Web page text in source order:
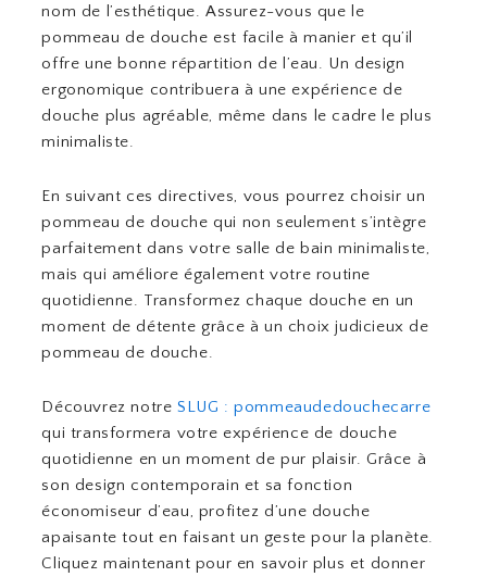
nom de l’esthétique. Assurez-vous que le
pommeau de douche est facile à manier et qu’il
offre une bonne répartition de l’eau. Un design
ergonomique contribuera à une expérience de
douche plus agréable, même dans le cadre le plus
minimaliste.
En suivant ces directives, vous pourrez choisir un
pommeau de douche qui non seulement s’intègre
parfaitement dans votre salle de bain minimaliste,
mais qui améliore également votre routine
quotidienne. Transformez chaque douche en un
moment de détente grâce à un choix judicieux de
pommeau de douche.
Découvrez notreSLUG : pommeaudedouchecarre
qui transformera votre expérience de douche
quotidienne en un moment de pur plaisir. Grâce à
son design contemporain et sa fonction
économiseur d’eau, profitez d’une douche
apaisante tout en faisant un geste pour la planète.
Cliquez maintenant pour en savoir plus et donner